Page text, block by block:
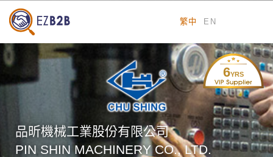
繁中 EN
6YRS
品昕機械工業股份有限公司
PIN SHIN MACHINERY CO., LTD.